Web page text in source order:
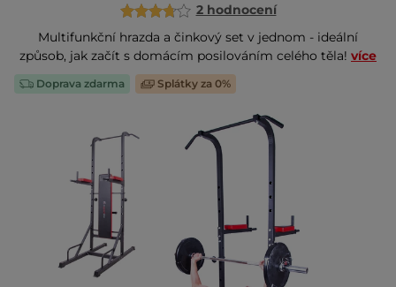
2 hodnocení
Multifunkční hrazda a činkový set v jednom - ideální
způsob, jak začít s domácím posilováním celého těla! více
Doprava zdarma Splátky za 0%